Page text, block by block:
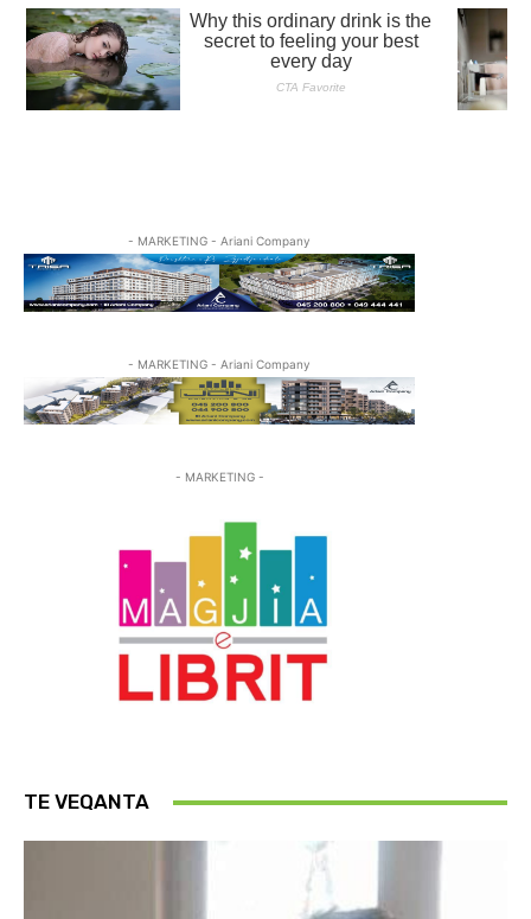
- MARKETING - Ariani Company
- MARKETING - Ariani Company
- MARKETING -
TE VEQANTA